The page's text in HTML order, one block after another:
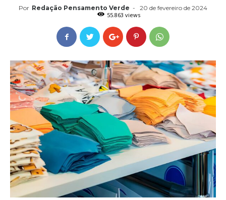
Por Redação Pensamento Verde -
20 de fevereiro de 2024
55.863 views